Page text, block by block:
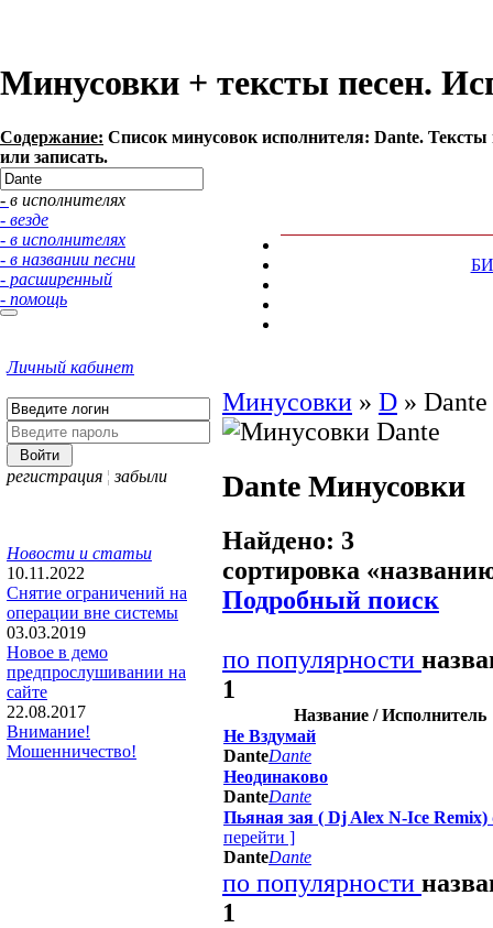
Минусовки + тексты песен.
Содержание: Список минусовок исполнителя: Dante.
или записать.
- в исполнителях
- везде
- в исполнителях
- в названии песни
- расширенный
- помощь
Личный кабинет
регистрация ¦ забыли
Новости и статьи
10.11.2022
Снятие ограничений на
операции вне системы
03.03.2019
Новое в демо
предпрослушивании на
сайте
22.08.2017
Внимание!
Мошенничество!
Минусовки » D » Dante
Dante Минусовки
Найдено: 3
сортировка «
Подробный поиск
по популярности
1
Название / Исполнитель
Не Вздумай
DanteDante
Неодинаково
DanteDante
Пьяная зая ( Dj Alex N-Ice Remix)
перейти ]
DanteDante
по популярности
1